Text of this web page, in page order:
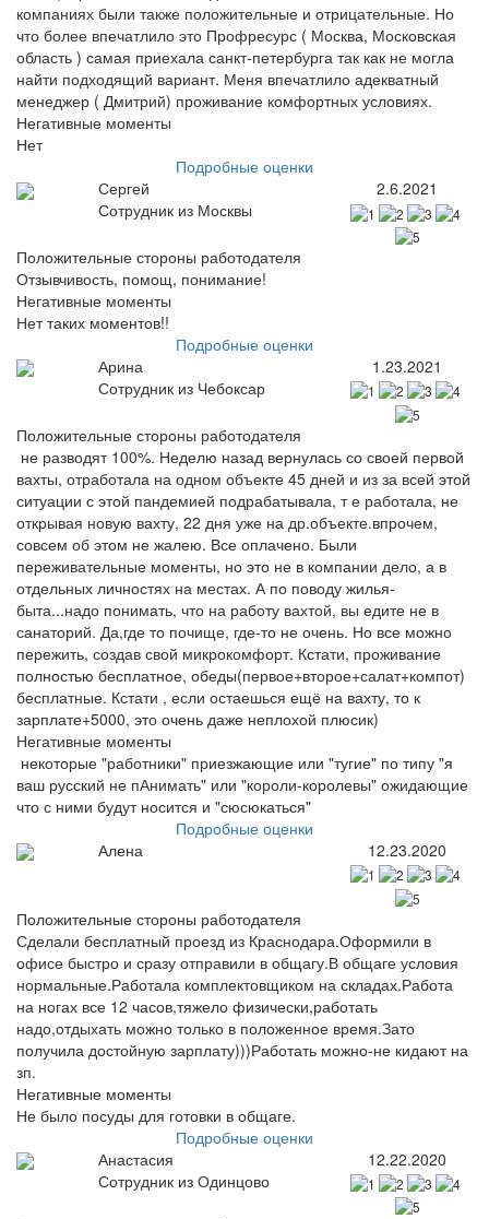
компаниях были также положительные и отрицательные. Но
что более впечатлило это Профресурс ( Москва, Московская
область ) самая приехала санкт-петербурга так как не могла
найти подходящий вариант. Меня впечатлило адекватный
менеджер ( Дмитрий) проживание комфортных условиях.
Негативные моменты
Нет
Подробные оценки
Сергей
Сотрудник из Москвы
2.6.2021
Положительные стороны работодателя
Отзывчивость, помощ, понимание!
Негативные моменты
Нет таких моментов!!
Подробные оценки
Арина
Сотрудник из Чебоксар
1.23.2021
Положительные стороны работодателя
не разводят 100%. Неделю назад вернулась со своей первой
вахты, отработала на одном объекте 45 дней и из за всей этой
ситуации с этой пандемией подрабатывала, т е работала, не
открывая новую вахту, 22 дня уже на др.объекте.впрочем,
совсем об этом не жалею. Все оплачено. Были
переживательные моменты, но это не в компании дело, а в
отдельных личностях на местах. А по поводу жилья-
быта...надо понимать, что на работу вахтой, вы едите не в
санаторий. Да,где то почище, где-то не очень. Но все можно
пережить, создав свой микрокомфорт. Кстати, проживание
полностью бесплатное, обеды(первое+второе+салат+компот)
бесплатные. Кстати , если остаешься ещё на вахту, то к
зарплате+5000, это очень даже неплохой плюсик)
Негативные моменты
некоторые "работники" приезжающие или "тугие" по типу "я
ваш русский не пАнимать" или "короли-королевы" ожидающие
что с ними будут носится и "сюсюкаться"
Подробные оценки
Алена
12.23.2020
Положительные стороны работодателя
Сделали бесплатный проезд из Краснодара.Оформили в
офисе быстро и сразу отправили в общагу.В общаге условия
нормальные.Работала комплектовщиком на складах.Работа
на ногах все 12 часов,тяжело физически,работать
надо,отдыхать можно только в положенное время.Зато
получила достойную зарплату)))Работать можно-не кидают на
зп.
Негативные моменты
Не было посуды для готовки в общаге.
Подробные оценки
Анастасия
Сотрудник из Одинцово
12.22.2020